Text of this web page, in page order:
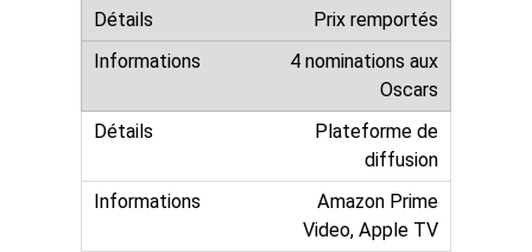
Prix remportés
4 nominations aux
Oscars
Plateforme de
diffusion
Amazon Prime
Video, Apple TV